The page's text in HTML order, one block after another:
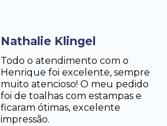
Todo o atendimento com o
Henrique foi excelente, sempre
muito atencioso! O meu pedido
foi de toalhas com estampas e
ficaram ótimas, excelente
impressão.
Nathalie Klingel